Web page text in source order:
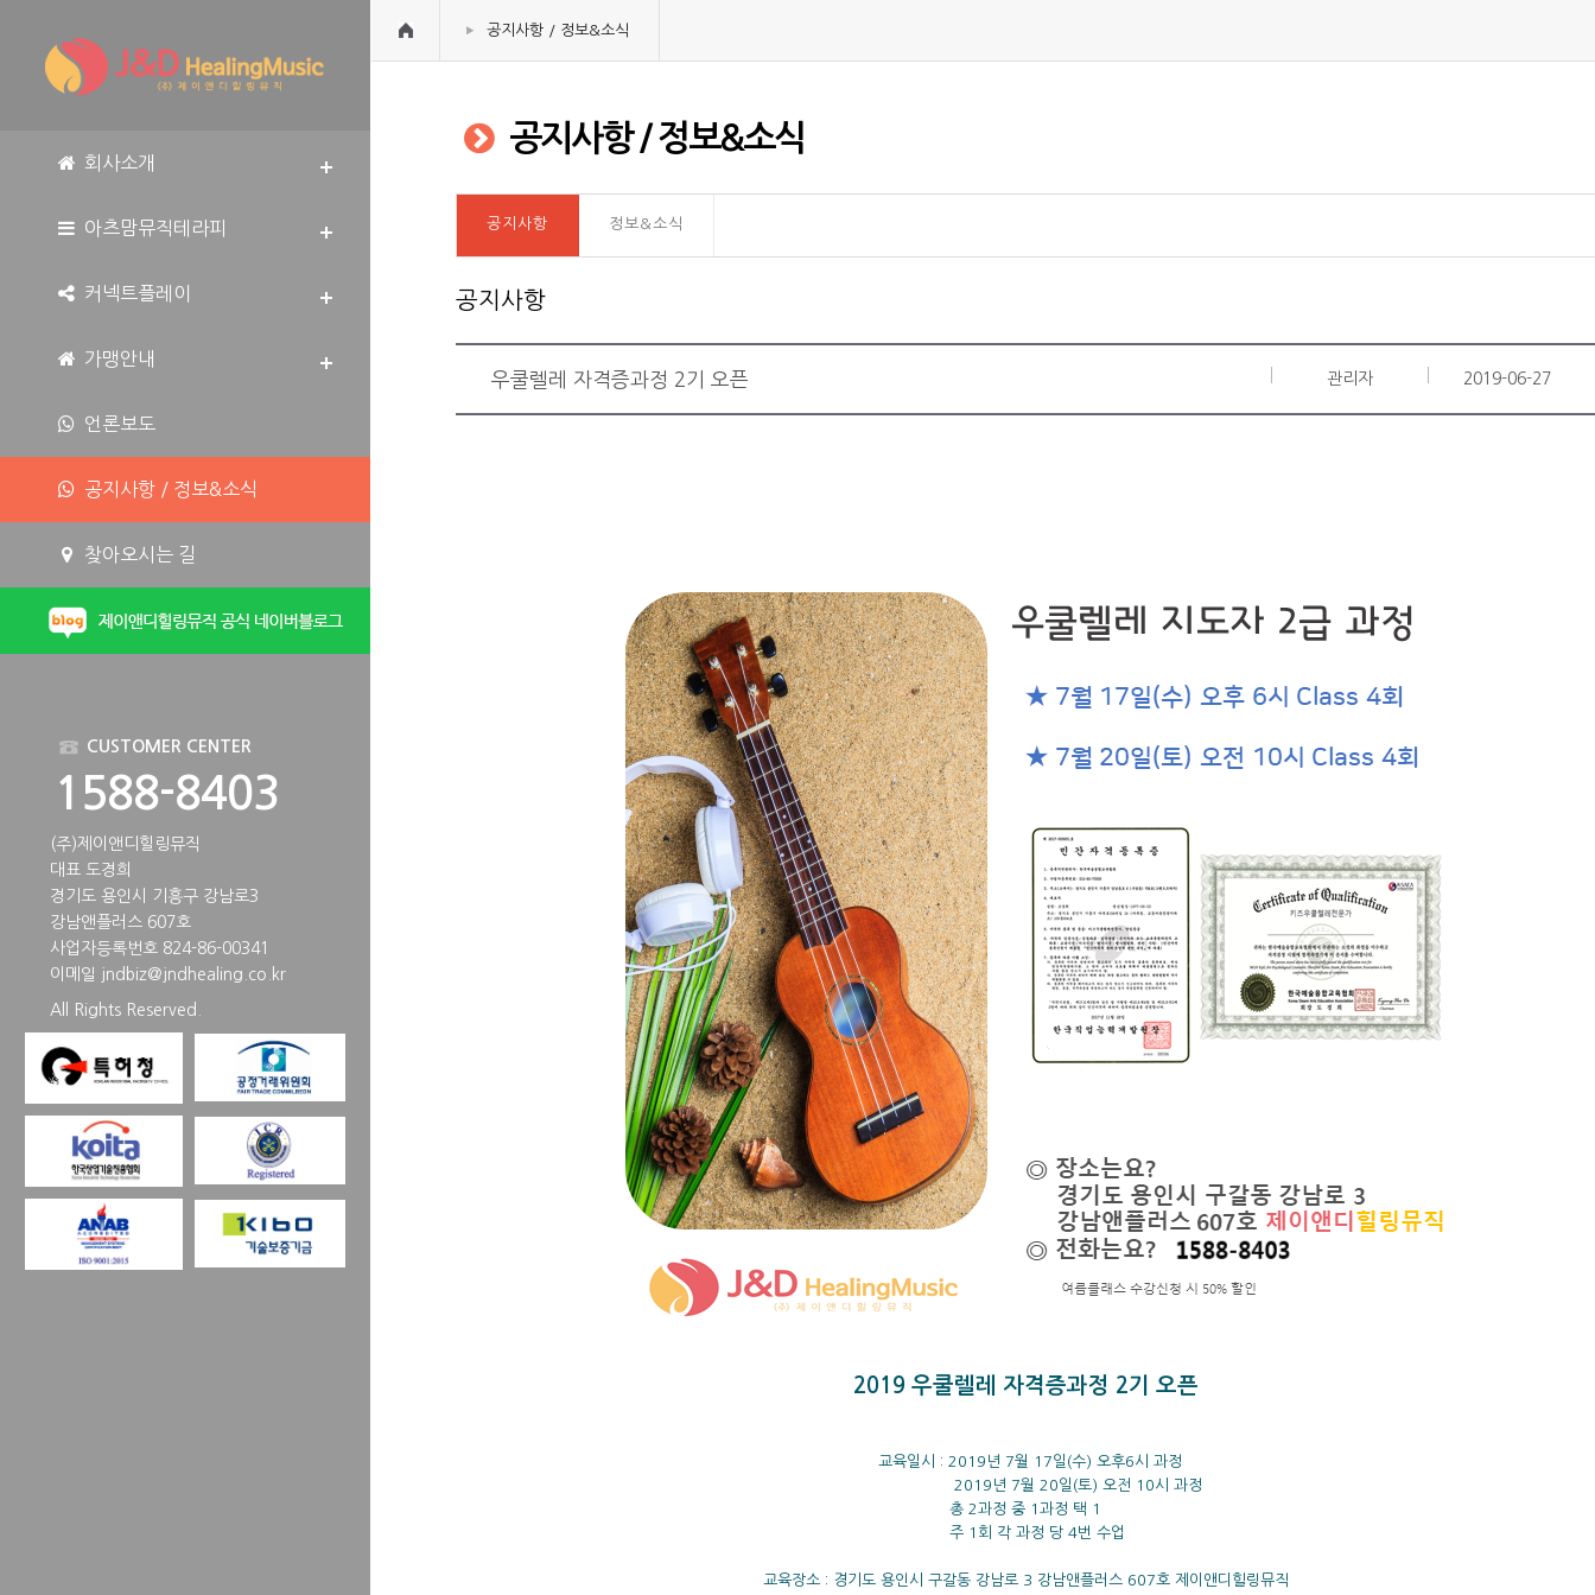
공지사항 / 정보&소식
공지사항 / 정보&소식
공지사항 정보&소식
공지사항
우쿨렐레 자격증과정 2기 오픈 관리자 2019-06-27
2019 우쿨렐레 자격증과정 2기 오픈
교육일시 : 2019년 7월 1 7일 (수) 오후6시 과정
2019년 7월 20일(토) 오전 10시 과정
총 2과정 중 1과정 택 1
주 1회 각 과정 당 4번 수업
교육장소 : 경기도 용인시 구갈동 강남로 3 강남앤플러스 607호 제이앤디힐링뮤직
회사소개
아츠맘뮤직테라피
커넥트플레이
가맹안내
언론보도
공지사항 / 정보&소식
찾아오시는 길
CUSTOMER CENTER
1588-8403
(주)제이앤디힐링뮤직
대표 도경희
경기도 용인시 기흥구 강남로3
강남앤플러스 607호
사업자등록번호 824-86-00341
이메일 jndbiz@jndhealing.co.kr
All Rights Reserved.